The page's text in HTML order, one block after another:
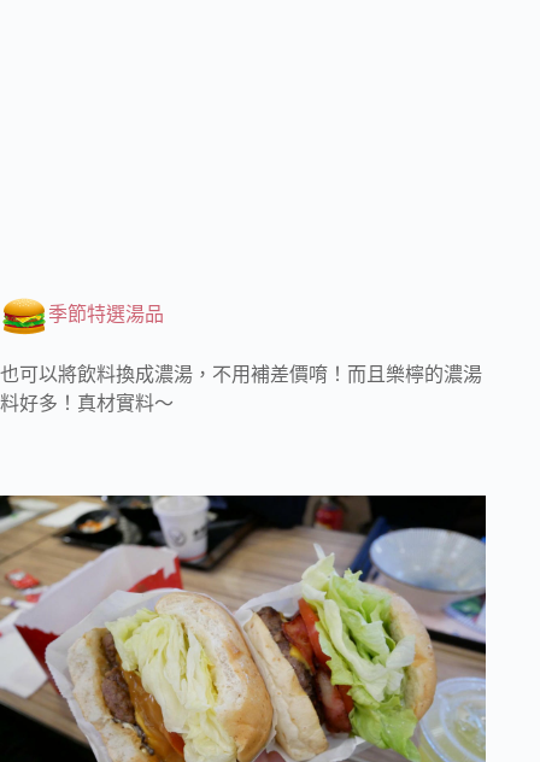
季節特選湯品
也可以將飲料換成濃湯，不用補差價唷！而且樂檸的濃湯
料好多！真材實料～